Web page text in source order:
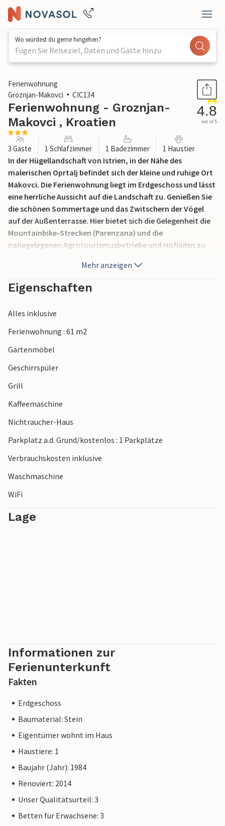
Wo würdest du gerne hingehen?
Fügen Sie Reiseziel, Daten und Gäste hinzu
1 / 25
Ferienwohnung
Groznjan-Makovci
CIC134
Ferienwohnung - Groznjan-
Makovci , Kroatien
4.8
out of 5
3 Gäste 1 Schlafzimmer 1 Badezimmer 1 Haustier
In der Hügellandschaft von Istrien, in der Nähe des
malerischen Oprtalj befindet sich der kleine und ruhige Ort
Makovci. Die Ferienwohnung liegt im Erdgeschoss und lässt
eine herrliche Aussicht auf die Landschaft zu. Genießen Sie
die schönen Sommertage und das Zwitschern der Vögel
auf der Außenterrasse. Hier bietet sich die Gelegenheit die
Mountainbike-Strecken (Parenzana) und die
nahegelegenen Agrotourismusbetriebe und Hofläden zu
Burgstädte Grožnjan und Motovun, die Sie nach einer
kurzen Autofahrt erreichen. Kosten Sie die kulinarischen
Spezialitäten mit Trüffel rund um Livada.
Mehr anzeigen
Eigenschaften
Alles inklusive
Ferienwohnung : 61 m2
Gartenmöbel
Geschirrspüler
Grill
Kaffeemaschine
Nichtraucher-Haus
Parkplatz a.d. Grund/kostenlos : 1 Parkplätze
Verbrauchskosten inklusive
Waschmaschine
WiFi
Lage
Informationen zur
Ferienunterkunft
Fakten
Erdgeschoss
Baumaterial: Stein
Eigentümer wohnt im Haus
Haustiere: 1
Baujahr (Jahr): 1984
Renoviert: 2014
Unser Qualitätsurteil: 3
Betten für Erwachsene: 3